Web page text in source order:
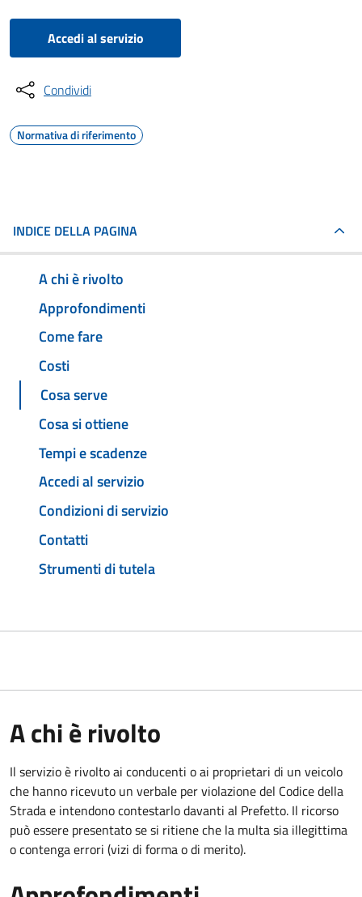
Accedi al servizio
Condividi
Normativa di riferimento
INDICE DELLA PAGINA
A chi è rivolto
Approfondimenti
Come fare
Costi
Cosa serve
Cosa si ottiene
Tempi e scadenze
Accedi al servizio
Condizioni di servizio
Contatti
Strumenti di tutela
A chi è rivolto
Il servizio è rivolto ai conducenti o ai proprietari di un veicolo
che hanno ricevuto un verbale per violazione del Codice della
Strada e intendono contestarlo davanti al Prefetto. Il ricorso
può essere presentato se si ritiene che la multa sia illegittima
o contenga errori (vizi di forma o di merito).